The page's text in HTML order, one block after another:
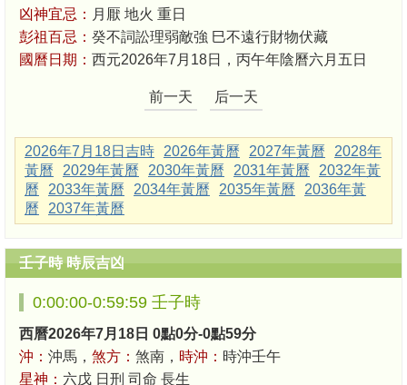
凶神宜忌： 月厭 地火 重日
彭祖百忌： 癸不詞訟理弱敵強 巳不遠行財物伏藏
國曆日期： 西元2026年7月18日，丙午年陰曆六月五日
前一天 后一天
2026年7月18日吉時 2026年黃曆 2027年黃曆
2028年
黃曆
2029年黃曆 2030年黃曆 2031年黃曆
2032年黃
曆
2033年黃曆 2034年黃曆 2035年黃曆
2036年黃
曆
2037年黃曆
壬子時 時辰吉凶
0:00:00-0:59:59 壬子時
西曆2026年7月18日 0點0分-0點59分
沖： 沖馬， 煞方： 煞南， 時沖： 時沖壬午
星神： 六戊 日刑 司命 長生